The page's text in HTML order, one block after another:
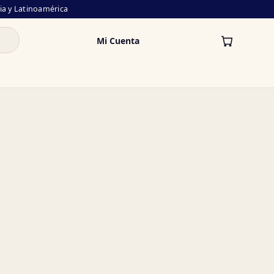
y Latinoamérica
Mi Cuenta